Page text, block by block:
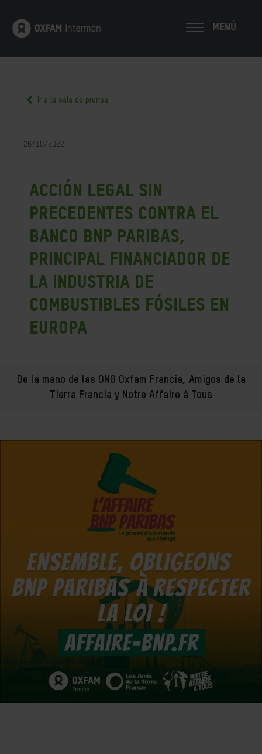
MENÚ
Ir a la sala de prensa
26/10/2022
Acción legal sin
precedentes contra el
banco BNP Paribas,
principal financiador de
la industria de
combustibles fósiles en
Europa
De la mano de las ONG Oxfam Francia, Amigos de la
Tierra Francia y Notre Affaire à Tous